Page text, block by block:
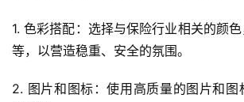
1. 色彩搭配：选择与保险行业相关的颜
等，以营造稳重、安全的氛围。
2. 图片和图标：使用高质量的图片和图